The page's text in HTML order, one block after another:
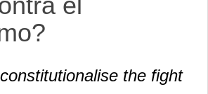
the fight